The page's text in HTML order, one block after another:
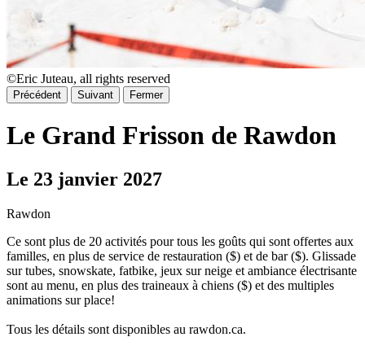
©Eric Juteau, all rights reserved
Précédent Suivant Fermer
Le Grand Frisson de Rawdon
Le 23 janvier 2027
Rawdon
Ce sont plus de 20 activités pour tous les goûts qui sont offertes aux
familles, en plus de service de restauration ($) et de bar ($). Glissade
sur tubes, snowskate, fatbike, jeux sur neige et ambiance électrisante
sont au menu, en plus des traineaux à chiens ($) et des multiples
animations sur place!
Tous les détails sont disponibles au rawdon.ca.